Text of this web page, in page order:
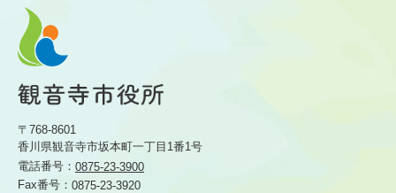
〒768-8601
香川県観音寺市坂本町一丁目1番1号
電話番号： 0875-23-3900
Fax番号： 0875-23-3920